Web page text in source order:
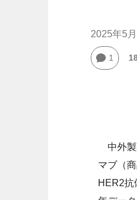
2025年5
1
中外製
マブ（
HER2